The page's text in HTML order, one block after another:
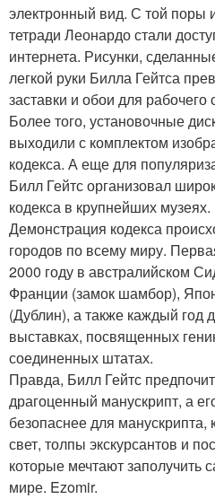
электронный вид. С той поры
тетради Леонардо стали
интернета. Рисунки,
легкой руки Билла Гейтса
заставки и обои для рабочего
Более того, установочные
выходили с комплектом
кодекса. А еще для
Билл Гейтс организовал
кодекса в крупнейших музеях.
Демонстрация кодекса
городов по всему миру.
2000 году в австралийском
Франции (замок шамбор),
(Дублин), а также каждый год
выставках, посвященных
соединенных штатах.
Правда, Билл Гейтс
драгоценный манускрипт, а
безопаснее для
свет, толпы экскурсантов и
которые мечтают заполучить
мире. Ezomir.